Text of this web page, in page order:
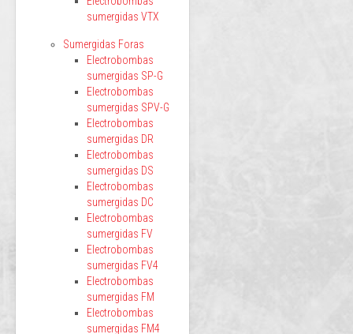
sumergidas VTX
Sumergidas Foras
Electrobombas
sumergidas SP-G
Electrobombas
sumergidas SPV-G
Electrobombas
sumergidas DR
Electrobombas
sumergidas DS
Electrobombas
sumergidas DC
Electrobombas
sumergidas FV
Electrobombas
sumergidas FV4
Electrobombas
sumergidas FM
Electrobombas
sumergidas FM4